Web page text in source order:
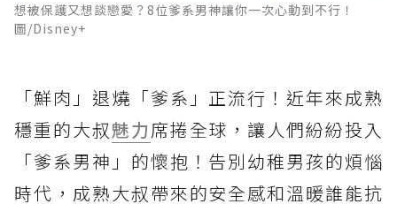
想被保護又想談戀愛？8位爹系男神讓你一次心動到不行！
圖/Disney+
「鮮肉」退燒「爹系」正流行！近年來成熟
穩重的大叔魅力席捲全球，讓人們紛紛投入
「爹系男神」的懷抱！告別幼稚男孩的煩惱
時代，成熟大叔帶來的安全感和溫暖誰能抗